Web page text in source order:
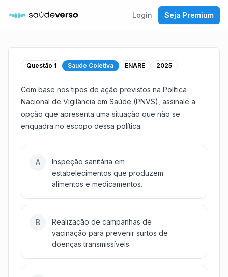
Login Seja Premium
Questão 1 Saude Coletiva ENARE 2025
Com base nos tipos de ação previstos na Política
Nacional de Vigilância em Saúde (PNVS), assinale a
opção que apresenta uma situação que não se
enquadra no escopo dessa política.
A
Inspeção sanitária em
estabelecimentos que produzem
alimentos e medicamentos.
B
Realização de campanhas de
vacinação para prevenir surtos de
doenças transmissíveis.